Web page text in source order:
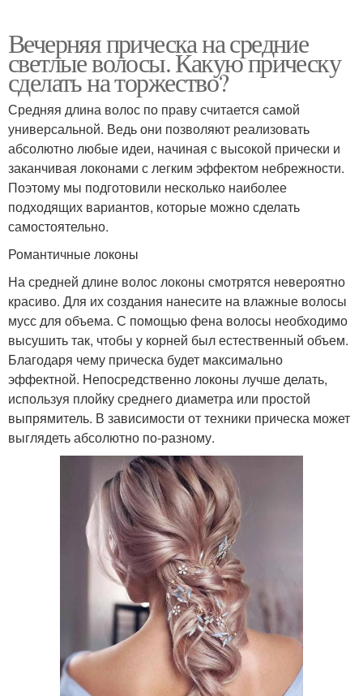
Вечерняя прическа на средние
светлые волосы. Какую прическу
сделать на торжество?
Средняя длина волос по праву считается самой
универсальной. Ведь они позволяют реализовать
абсолютно любые идеи, начиная с высокой прически и
заканчивая локонами с легким эффектом небрежности.
Поэтому мы подготовили несколько наиболее
подходящих вариантов, которые можно сделать
самостоятельно.
Романтичные локоны
На средней длине волос локоны смотрятся невероятно
красиво. Для их создания нанесите на влажные волосы
мусс для объема. С помощью фена волосы необходимо
высушить так, чтобы у корней был естественный объем.
Благодаря чему прическа будет максимально
эффектной. Непосредственно локоны лучше делать,
используя плойку среднего диаметра или простой
выпрямитель. В зависимости от техники прическа может
выглядеть абсолютно по-разному.